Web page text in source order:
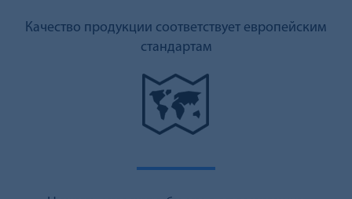
Качество продукции соответствует европейским
стандартам